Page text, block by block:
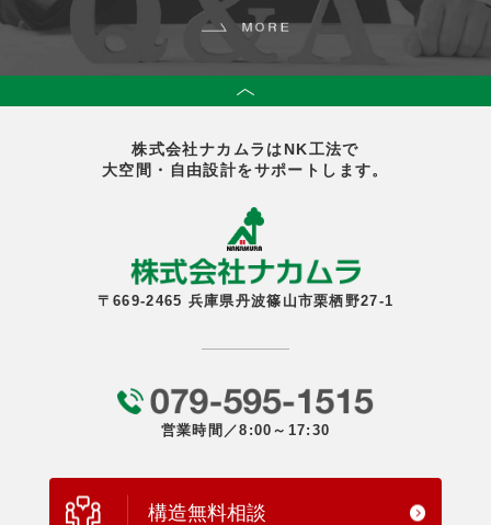
株式会社ナカムラはNK工法で
大空間・自由設計をサポートします。
〒669-2465 兵庫県丹波篠山市栗栖野27-1
営業時間／8:00～17:30
構造無料相談